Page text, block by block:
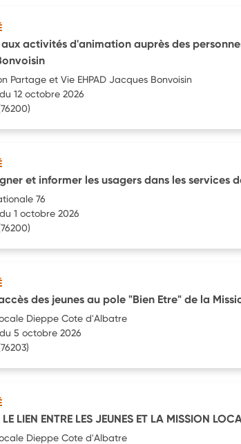
activités d'animation auprès des
Partage et Vie EHPAD Jacques Bonvoisin
12 octobre 2026
et informer les usagers dans les services
76
1 octobre 2026
des jeunes au pole "Bien Etre" de la
Dieppe Cote d'Albatre
5 octobre 2026
LIEN ENTRE LES JEUNES ET LA MISSION
Dieppe Cote d'Albatre